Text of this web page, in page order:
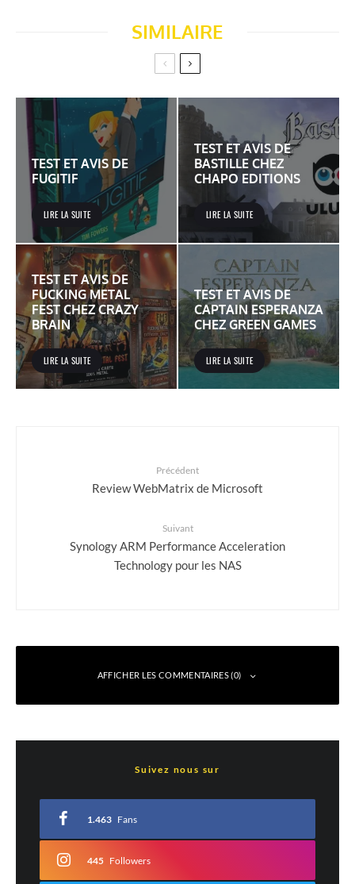
SIMILAIRE
TEST ET AVIS DE
FUGITIF
LIRE LA SUITE
TEST ET AVIS DE
BASTILLE CHEZ
CHAPO EDITIONS
LIRE LA SUITE
TEST ET AVIS DE
FUCKING METAL
FEST CHEZ CRAZY
BRAIN
LIRE LA SUITE
TEST ET AVIS DE
CAPTAIN ESPERANZA
CHEZ GREEN GAMES
LIRE LA SUITE
Précédent
Review WebMatrix de Microsoft
Suivant
Synology ARM Performance Acceleration
Technology pour les NAS
AFFICHER LES COMMENTAIRES (0)
*
Commentaire*
Suivez nous sur
1.463 Fans
445 Followers